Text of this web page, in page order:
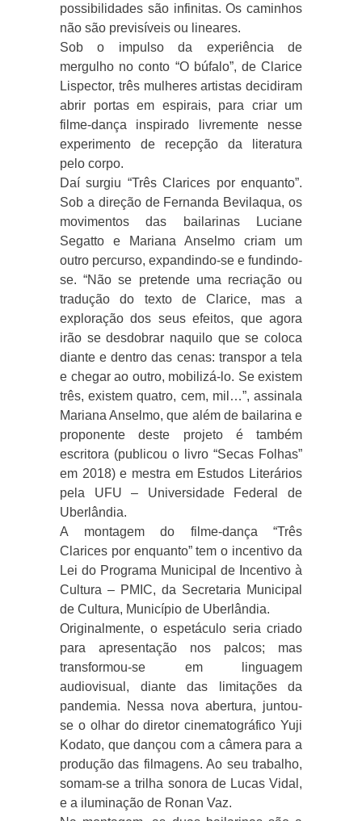
possibilidades são infinitas. Os caminhos
não são previsíveis ou lineares.
Sob o impulso da experiência de
mergulho no conto “O búfalo”, de Clarice
Lispector, três mulheres artistas decidiram
abrir portas em espirais, para criar um
filme-dança inspirado livremente nesse
experimento de recepção da literatura
pelo corpo.
Daí surgiu “Três Clarices por enquanto”.
Sob a direção de Fernanda Bevilaqua, os
movimentos das bailarinas Luciane
Segatto e Mariana Anselmo criam um
outro percurso, expandindo-se e fundindo-
se. “Não se pretende uma recriação ou
tradução do texto de Clarice, mas a
exploração dos seus efeitos, que agora
irão se desdobrar naquilo que se coloca
diante e dentro das cenas: transpor a tela
e chegar ao outro, mobilizá-lo. Se existem
três, existem quatro, cem, mil…”, assinala
Mariana Anselmo, que além de bailarina e
proponente deste projeto é também
escritora (publicou o livro “Secas Folhas”
em 2018) e mestra em Estudos Literários
pela UFU – Universidade Federal de
Uberlândia.
A montagem do filme-dança “Três
Clarices por enquanto” tem o incentivo da
Lei do Programa Municipal de Incentivo à
Cultura – PMIC, da Secretaria Municipal
de Cultura, Município de Uberlândia.
Originalmente, o espetáculo seria criado
para apresentação nos palcos; mas
transformou-se em linguagem
audiovisual, diante das limitações da
pandemia. Nessa nova abertura, juntou-
se o olhar do diretor cinematográfico Yuji
Kodato, que dançou com a câmera para a
produção das filmagens. Ao seu trabalho,
somam-se a trilha sonora de Lucas Vidal,
e a iluminação de Ronan Vaz.